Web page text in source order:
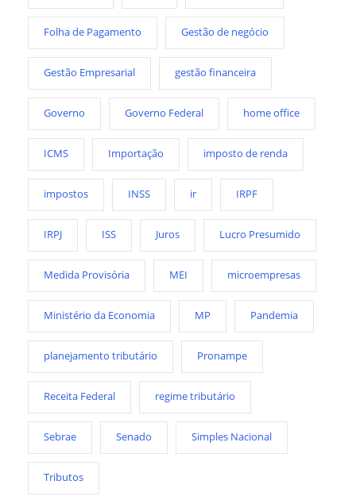
Folha de Pagamento Gestão de negócio
Gestão Empresarial gestão financeira
Governo Governo Federal home office
ICMS Importação imposto de renda
impostos INSS ir IRPF
IRPJ ISS Juros Lucro Presumido
Medida Provisória MEI microempresas
Ministério da Economia MP Pandemia
planejamento tributário Pronampe
Receita Federal regime tributário
Sebrae Senado Simples Nacional
Tributos